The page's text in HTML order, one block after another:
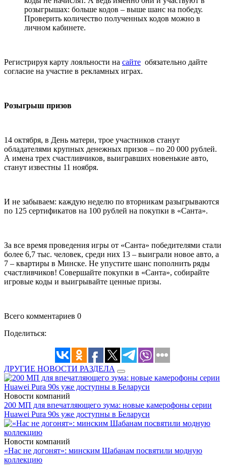
розыгрышах: больше кодов – выше шанс на победу.
Проверить количество полученных кодов можно в
личном кабинете.
Регистрируя карту лояльности на сайте обязательно дайте
согласие на участие в рекламных играх.
Розыгрыш призов
14 октября, в День матери, трое участников станут
обладателями крупных денежных призов – по 20 000 рублей.
А имена трех счастливчиков, выигравших новенькие авто,
станут известны 11 ноября.
И не забываем: каждую неделю по вторникам разыгрываются
по 125 сертификатов на 100 рублей на покупки в «Санта».
За все время проведения игры от «Санта» победителями стали
более 6,7 тыс. человек, среди них 13 – выиграли новое авто, а
7 – квартиры в Минске. Не упустите шанс пополнить ряды
счастливчиков! Совершайте покупки в «Санта», собирайте
игровые коды и выигрывайте ценные призы.
Всего комментариев 0
Поделиться:
ДРУГИЕ НОВОСТИ РАЗДЕЛА
Новости компаний
200 МП для впечатляющего зума: новые камерофоны серии
Huawei Pura 90s уже доступны в Беларуси
Новости компаний
«Нас не догонят»: минским Шабанам посвятили модную
коллекцию